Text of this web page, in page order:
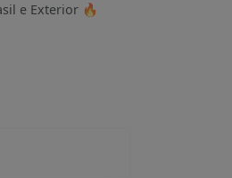
e Exterior 🔥